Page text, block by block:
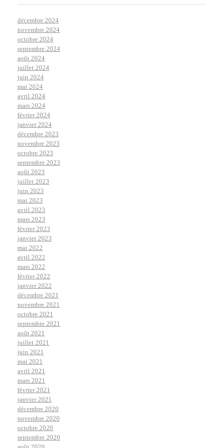
décembre 2024
novembre 2024
octobre 2024
septembre 2024
août 2024
juillet 2024
juin 2024
mai 2024
avril 2024
mars 2024
février 2024
janvier 2024
décembre 2023
novembre 2023
octobre 2023
septembre 2023
août 2023
juillet 2023
juin 2023
mai 2023
avril 2023
mars 2023
février 2023
janvier 2023
mai 2022
avril 2022
mars 2022
février 2022
janvier 2022
décembre 2021
novembre 2021
octobre 2021
septembre 2021
août 2021
juillet 2021
juin 2021
mai 2021
avril 2021
mars 2021
février 2021
janvier 2021
décembre 2020
novembre 2020
octobre 2020
septembre 2020